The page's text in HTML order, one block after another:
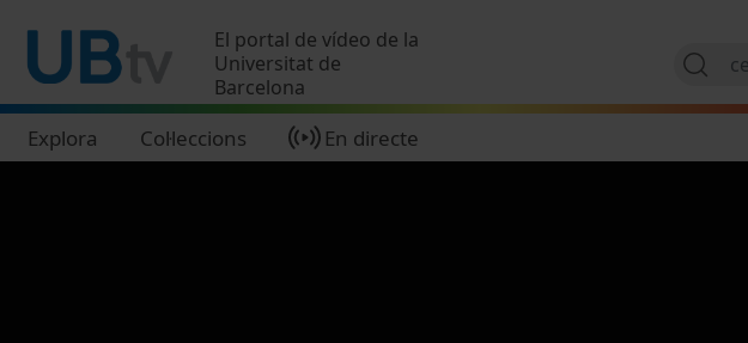
El portal de vídeo de la
Universitat de
Barcelona
Explora Col·leccions En directe